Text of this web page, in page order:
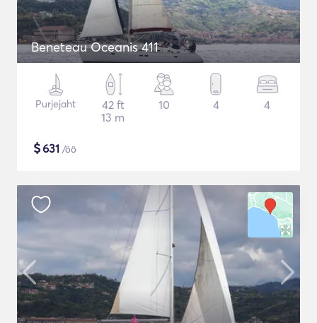
Beneteau Oceanis 411
Purjejaht
42 ft
13 m
10 4 4
$631 /öö